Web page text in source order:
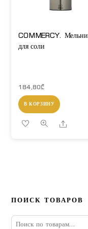
COMMERCY.
для соли
184,80₾
В КОРЗИНУ
Share
ПОИСК ТОВАРОВ
Искать: